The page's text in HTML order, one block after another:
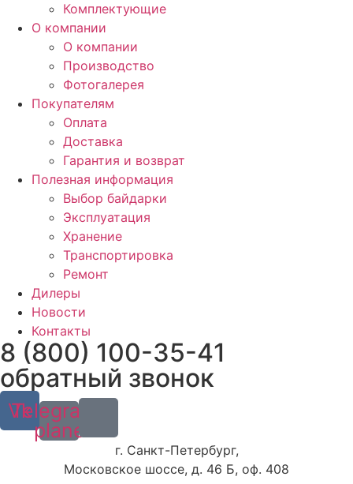
Комплектующие
О компании
О компании
Производство
Фотогалерея
Покупателям
Оплата
Доставка
Гарантия и возврат
Полезная информация
Выбор байдарки
Эксплуатация
Хранение
Транспортировка
Ремонт
Дилеры
Новости
Контакты
8 (800) 100-35-41
обратный звонок
Vk
Telegram-
plane
г. Санкт-Петербург,
Московское шоссе, д. 46 Б, оф. 408